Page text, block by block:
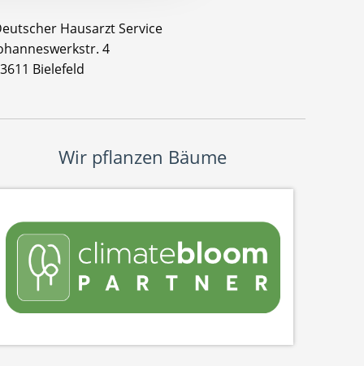
Hausarzt Service
4
Bielefeld
Wir pflanzen Bäume